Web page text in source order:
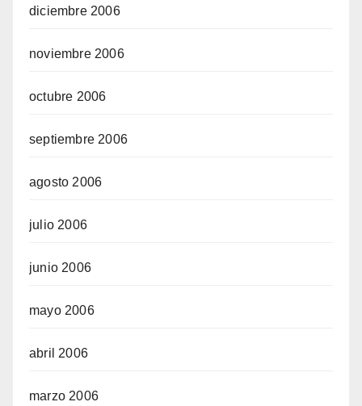
diciembre 2006
noviembre 2006
octubre 2006
septiembre 2006
agosto 2006
julio 2006
junio 2006
mayo 2006
abril 2006
marzo 2006